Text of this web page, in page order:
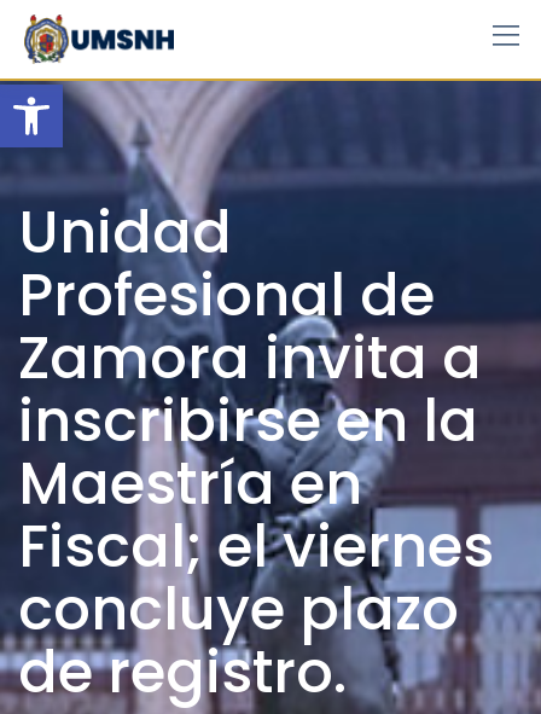
Open toolbar
Skip
content
Unidad
Profesional de
Zamora invita a
inscribirse en la
Maestría en
Fiscal; el viernes
concluye plazo
de registro.